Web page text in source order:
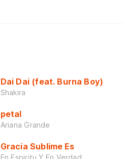
Dai Dai (feat. Burna Boy)
Shakira
petal
Ariana Grande
Gracia Sublime Es
En Espiritu Y En Verdad